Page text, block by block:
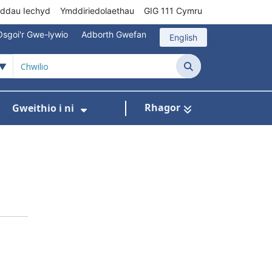
Iechyd Ymddiriedolaethau GIG 111 Cymru
Gwe-lywio Adborth Gwefan English
Chwilio
Gweithio i ni Rhagor